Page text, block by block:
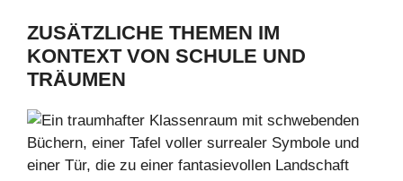
ZUSÄTZLICHE THEMEN IM
KONTEXT VON SCHULE UND
TRÄUMEN